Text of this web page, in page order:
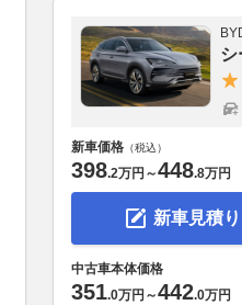
シ
新車価格 （税込）
398.2万円 ～448.8万円
新車見積
中古車本体価格
351.0万円 ～442.0万円